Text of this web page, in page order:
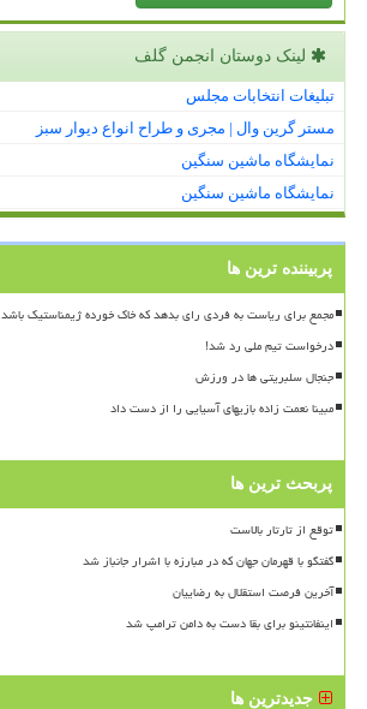
لینک دوستان انجمن گلف
تبلیغات انتخابات مجلس
مستر گرین وال | مجری و طراح انواع دیوار سبز
نمایشگاه ماشین سنگین
نمایشگاه ماشین سنگین
پربیننده ترین ها
مجمع برای ریاست به فردی رای بدهد که خاک خورده ژیمناستیک باشد
درخواست تیم ملی رد شد!
جنجال سلبریتی ها در ورزش
مبینا نعمت زاده بازیهای آسیایی را از دست داد
پربحث ترین ها
توقع از تارتار بالاست
گفتگو با قهرمان جهان که در مبارزه با اشرار جانباز شد
آخرین فرصت استقلال به رضاییان
اینفانتینو برای بقا دست به دامن ترامپ شد
جدیدترین ها